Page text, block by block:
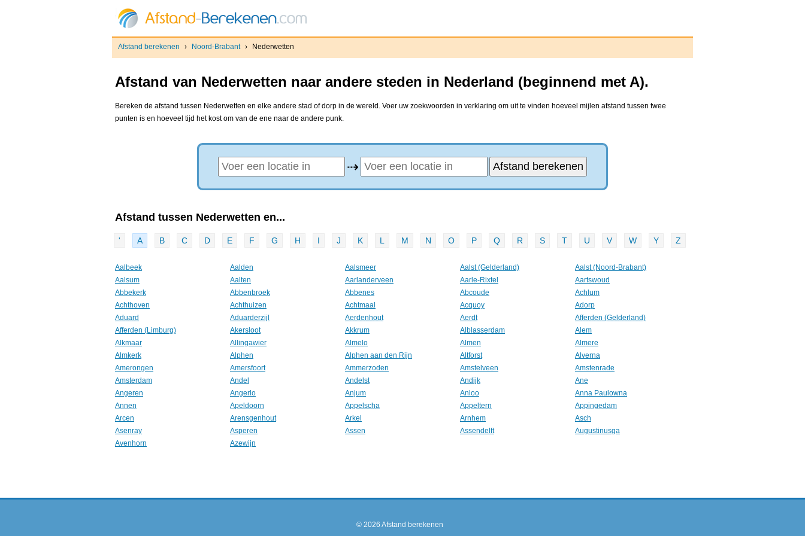
Afstand berekenen › Noord-Brabant › Nederwetten
Afstand van Nederwetten naar andere steden in Nederland (beginnend met A).
Bereken de afstand tussen Nederwetten en elke andere stad of dorp in de wereld. Voer uw zoekwoorden in verklaring om uit te vinden hoeveel mijlen afstand tussen twee
punten is en hoeveel tijd het kost om van de ene naar de andere punk.
⇢
Afstand tussen Nederwetten en...
' A B C D E F G H I J K L M N O P Q R S T U V W Y Z
Aalbeek Aalden Aalsmeer Aalst (Gelderland)
Aalst (Noord-Brabant)
Aalsum
Aalten Aarlanderveen Aarle-Rixtel
Aartswoud
Abbekerk
Abbenbroek Abbenes Abcoude
Achlum
Achthoven
Achthuizen Achtmaal Acquoy
Adorp
Aduard
Aduarderzijl Aerdenhout Aerdt
Afferden (Gelderland)
Afferden (Limburg)
Akersloot Akkrum Alblasserdam
Alem
Alkmaar
Allingawier Almelo Almen
Almere
Almkerk
Alphen Alphen aan den Rijn Altforst
Alverna
Amerongen
Amersfoort Ammerzoden Amstelveen
Amstenrade
Amsterdam
Andel Andelst Andijk
Ane
Angeren
Angerlo Anjum Anloo
Anna Paulowna
Annen
Apeldoorn Appelscha Appeltern
Appingedam
Arcen
Arensgenhout Arkel Arnhem
Asch
Asenray
Asperen Assen Assendelft
Augustinusga
Avenhorn
Azewijn
© 2026 Afstand berekenen